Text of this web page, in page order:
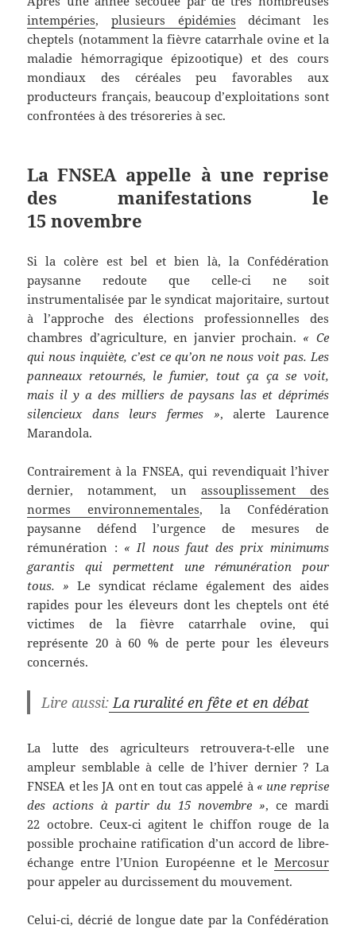
intempéries, plusieurs épidémies décimant les
cheptels (notamment la fièvre catarrhale ovine et la
maladie hémorragique épizootique) et des cours
mondiaux des céréales peu favorables aux
producteurs français, beaucoup d’exploitations sont
confrontées à des trésoreries à sec.
La FNSEA appelle à une reprise
des manifestations le
15 novembre
Si la colère est bel et bien là, la Confédération
paysanne redoute que celle-ci ne soit
instrumentalisée par le syndicat majoritaire, surtout
à l’approche des élections professionnelles des
chambres d’agriculture, en janvier prochain. « Ce
qui nous inquiète, c’est ce qu’on ne nous voit pas. Les
panneaux retournés, le fumier, tout ça ça se voit,
mais il y a des milliers de paysans las et déprimés
silencieux dans leurs fermes », alerte Laurence
Marandola.
Contrairement à la FNSEA, qui revendiquait l’hiver
dernier, notamment, un assouplissement des
normes environnementales, la Confédération
paysanne défend l’urgence de mesures de
rémunération : « Il nous faut des prix minimums
garantis qui permettent une rémunération pour
tous. » Le syndicat réclame également des aides
rapides pour les éleveurs dont les cheptels ont été
victimes de la fièvre catarrhale ovine, qui
représente 20 à 60 % de perte pour les éleveurs
concernés.
Lire aussi: La ruralité en fête et en débat
La lutte des agriculteurs retrouvera-t-elle une
ampleur semblable à celle de l’hiver dernier ? La
FNSEA et les JA ont en tout cas appelé à « une reprise
des actions à partir du 15 novembre », ce mardi
22 octobre. Ceux-ci agitent le chiffon rouge de la
possible prochaine ratification d’un accord de libre-
échange entre l’Union Européenne et le Mercosur
pour appeler au durcissement du mouvement.
Celui-ci, décrié de longue date par la Confédération